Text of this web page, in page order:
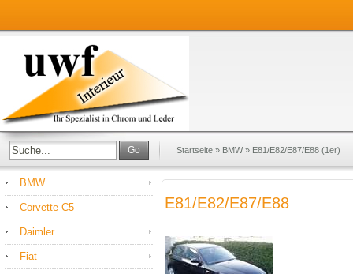
Go Startseite » BMW» E81/E82/E87/E88 (1er)
BMW
Corvette C5
Daimler
Fiat
E81/E82/E87/E88